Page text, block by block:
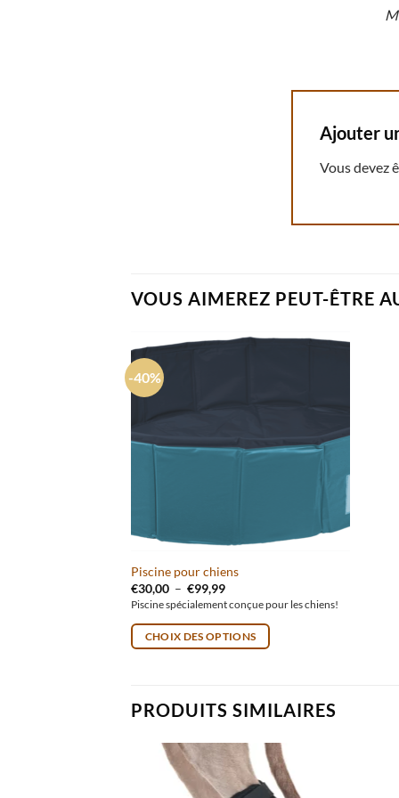
Ajouter
Vous devez
VOUS AIMEREZ PEUT-ÊTRE
-40%
Piscine pour chiens
€30,00 – €99,99Plage de prix : €30,00 à €99,99
Piscine spécialement conçue pour les chiens!
CHOIX DES OPTIONS
Ce produit a plusieurs variations. Les options
PRODUITS SIMILAIRES